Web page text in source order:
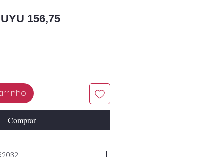
normal
UYU 156,75Preço promocional
Comprar